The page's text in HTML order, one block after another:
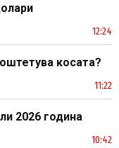
12:24
косата?
11:22
2026 година
10:42